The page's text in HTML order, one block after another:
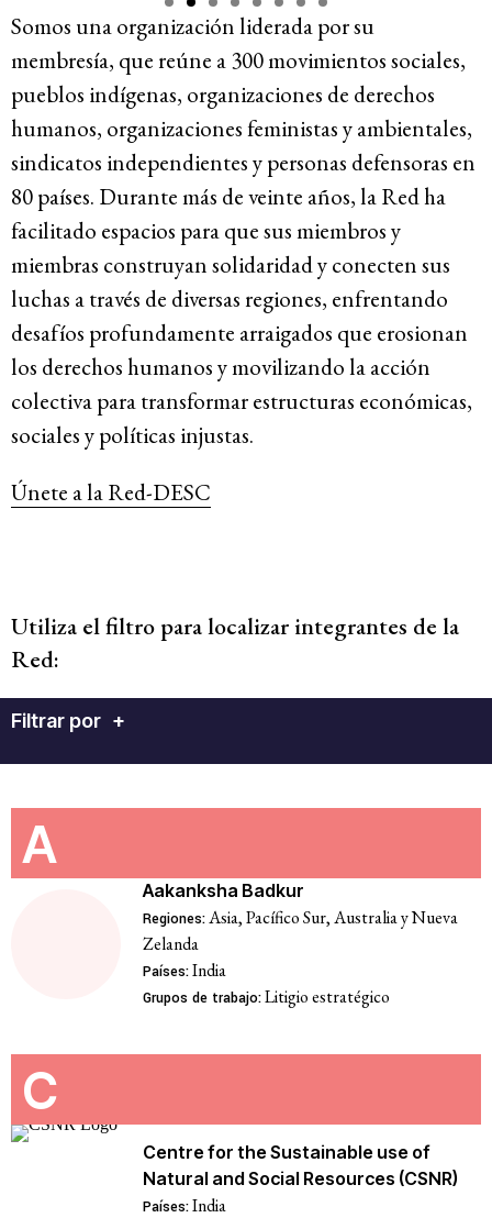
Recursos
Novedades
Involúcrate
Sala de Prensa
Serie de cómics sobre captura corporativa
Contacto
Política de privacidad
Somos una organización liderada por su
membresía, que reúne a 300 movimientos sociales,
pueblos indígenas, organizaciones de derechos
humanos, organizaciones feministas y ambientales,
sindicatos independientes y personas defensoras en
80 países. Durante más de veinte años, la Red ha
facilitado espacios para que sus miembros y
miembras construyan solidaridad y conecten sus
luchas a través de diversas regiones, enfrentando
desafíos profundamente arraigados que erosionan
los derechos humanos y movilizando la acción
colectiva para transformar estructuras económicas,
sociales y políticas injustas.
Únete a la Red-DESC
Utiliza el filtro para localizar integrantes de la
Red:
Filtrar por +
A
Aakanksha Badkur
Regiones:Asia, Pacífico Sur, Australia y Nueva
Zelanda
Países:India
Grupos de trabajo:Litigio estratégico
C
Centre for the Sustainable use of
Natural and Social Resources (CSNR)
Países:India